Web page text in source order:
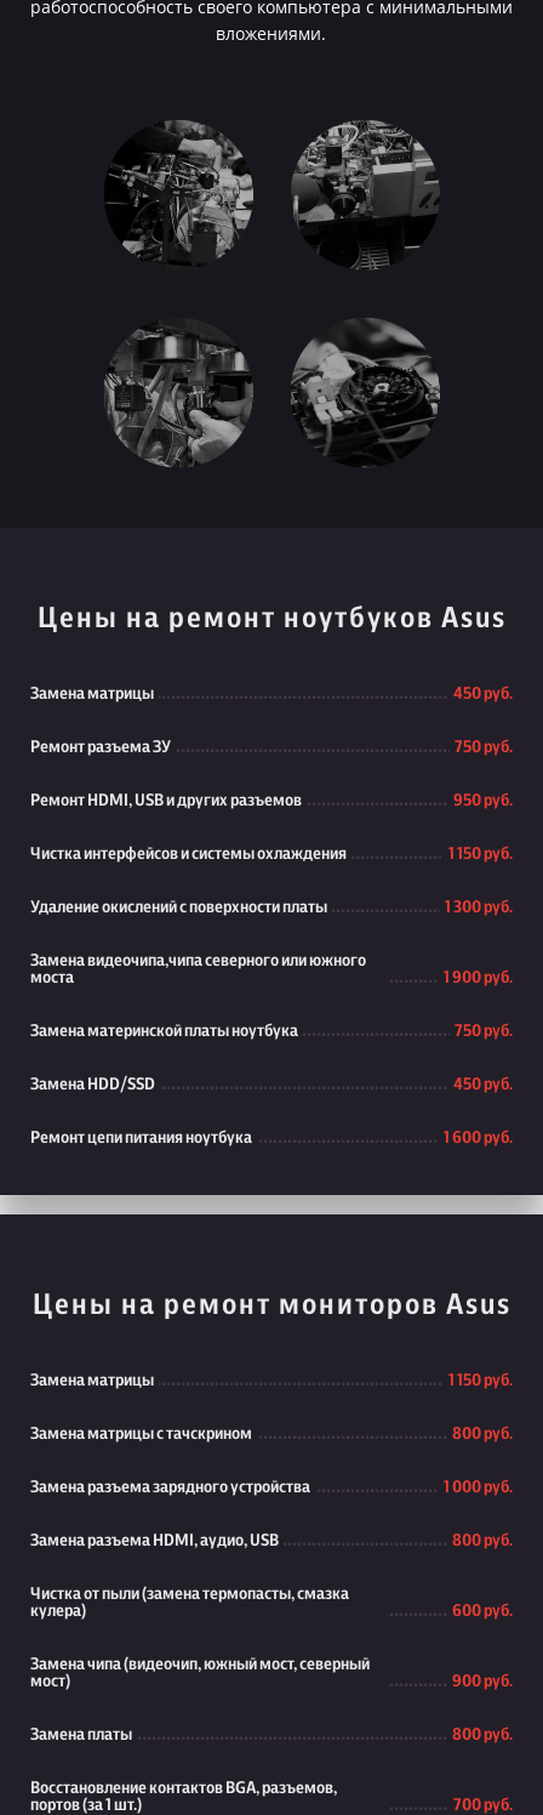
работоспособность своего компьютера с минимальными
вложениями.
Цены на ремонт ноутбуков Asus
Замена матрицы 450 руб.
Ремонт разъема ЗУ 750 руб.
Ремонт HDMI, USB и других разъемов 950 руб.
Чистка интерфейсов и системы охлаждения 1 150 руб.
Удаление окислений с поверхности платы 1 300 руб.
Замена видеочипа,чипа северного или южного
моста
1 900 руб.
Замена материнской платы ноутбука 750 руб.
Замена HDD/SSD 450 руб.
Ремонт цепи питания ноутбука 1 600 руб.
Цены на ремонт мониторов Asus
Замена матрицы 1 150 руб.
Замена матрицы с тачскрином 800 руб.
Замена разъема зарядного устройства 1 000 руб.
Замена разъема HDMI, аудио, USB 800 руб.
Чистка от пыли (замена термопасты, смазка
кулера)
600 руб.
Замена чипа (видеочип, южный мост, северный
мост)
900 руб.
Замена платы 800 руб.
Восстановление контактов BGA, разъемов,
портов (за 1 шт.)
700 руб.